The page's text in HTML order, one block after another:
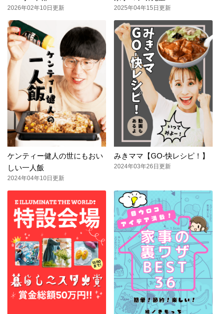
2026年02年10日更新 2025年04年15日更新
ケンティー健人の世にもおい
しい一人飯
2024年04年10日更新
みきママ【GO-快レシピ！】
2024年03年26日更新